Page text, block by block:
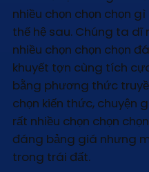
nhiều chọn chọn chọn
thế hệ sau. Chúng ta dĩ
nhiều chọn chọn chọn
khuyết tợn cùng tích
bằng phương thức
chọn kiến thức, chuyện
rất nhiều chọn chọn
đáng bảng giá nhưng
trong trái đất.